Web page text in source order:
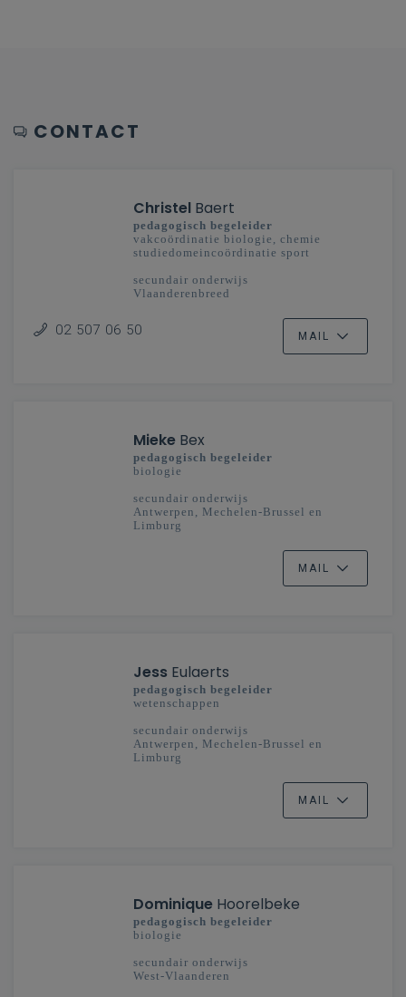
CONTACT
Christel Baert
pedagogisch begeleider
vakcoördinatie biologie, chemie
studiedomeincoördinatie sport
secundair onderwijs
Vlaanderenbreed
02 507 06 50 MAIL
Mieke Bex
pedagogisch begeleider
biologie
secundair onderwijs
Antwerpen, Mechelen-Brussel en
Limburg
MAIL
Jess Eulaerts
pedagogisch begeleider
wetenschappen
secundair onderwijs
Antwerpen, Mechelen-Brussel en
Limburg
MAIL
Dominique Hoorelbeke
pedagogisch begeleider
biologie
secundair onderwijs
West-Vlaanderen